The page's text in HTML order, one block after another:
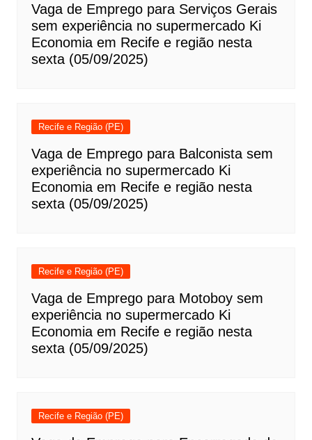
Vaga de Emprego para Serviços Gerais
sem experiência no supermercado Ki
Economia em Recife e região nesta
sexta (05/09/2025)
Recife e Região (PE)
Vaga de Emprego para Balconista sem
experiência no supermercado Ki
Economia em Recife e região nesta
sexta (05/09/2025)
Recife e Região (PE)
Vaga de Emprego para Motoboy sem
experiência no supermercado Ki
Economia em Recife e região nesta
sexta (05/09/2025)
Recife e Região (PE)